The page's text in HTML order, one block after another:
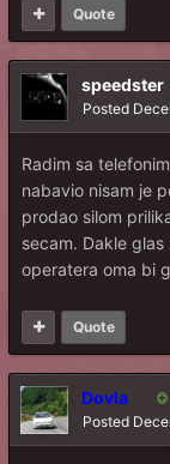
Quote
speedster
Posted
Radim sa
nabavio nisam je
prodao silom
secam. Dakle
operatera oma bi
Quote
Dovla
Posted